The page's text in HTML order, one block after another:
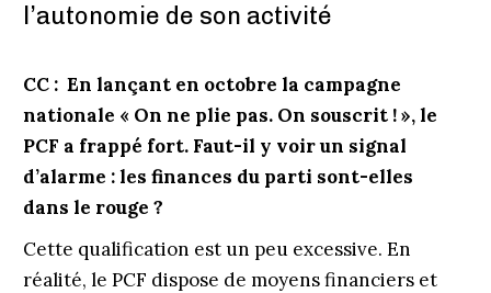
l’autonomie de son activité
CC : En lançant en octobre la campagne
nationale « On ne plie pas. On souscrit ! », le
PCF a frappé fort. Faut-il y voir un signal
d’alarme : les finances du parti sont-elles
dans le rouge ?
Cette qualification est un peu excessive. En
réalité, le PCF dispose de moyens financiers et